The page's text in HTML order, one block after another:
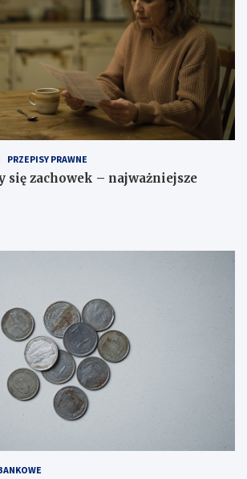
PRZEPISY PRAWNE
się zachowek – najważniejsze